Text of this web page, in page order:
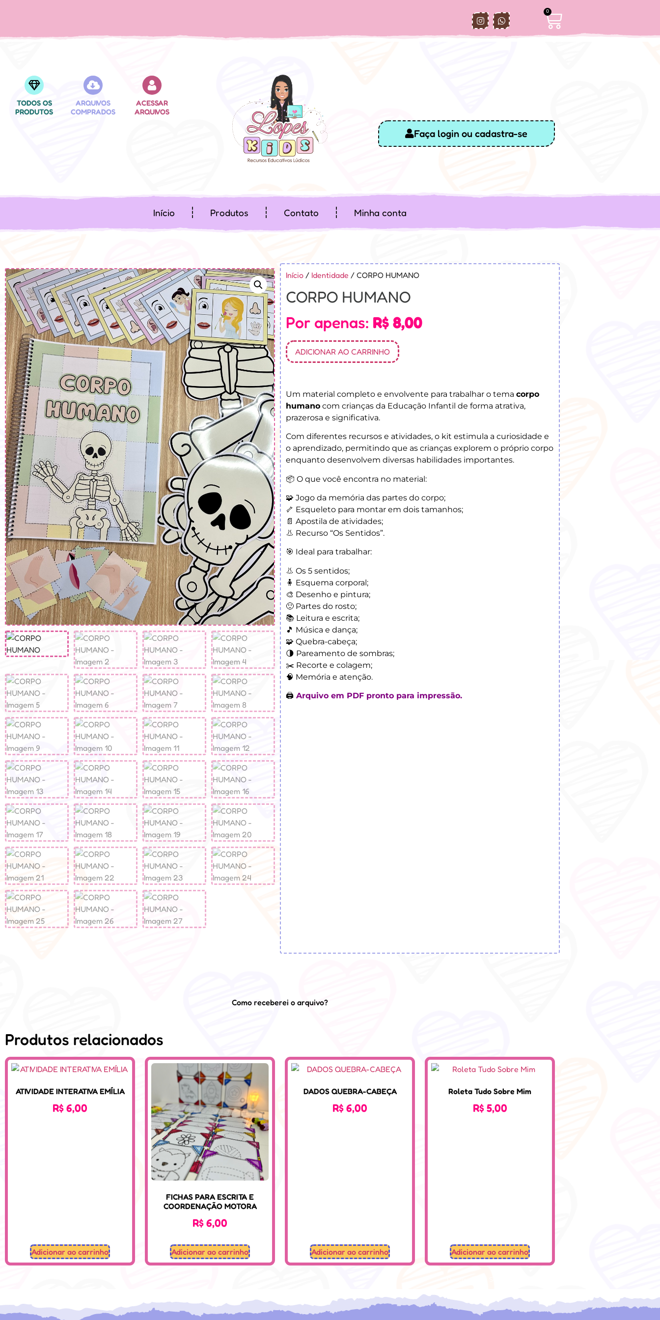
0
TODOS OS
PRODUTOS
ARQUIVOS
COMPRADOS
ACESSAR
ARQUIVOS
Faça login ou cadastra-se
Início Produtos Contato Minha conta
Início / Identidade / CORPO HUMANO
CORPO HUMANO
Por apenas: R$ 8,00
ADICIONAR AO CARRINHO
Um material completo e envolvente para trabalhar o tema corpo
humano com crianças da Educação Infantil de forma atrativa,
prazerosa e significativa.
Com diferentes recursos e atividades, o kit estimula a curiosidade e
o aprendizado, permitindo que as crianças explorem o próprio corpo
enquanto desenvolvem diversas habilidades importantes.
📦 O que você encontra no material:
🧩 Jogo da memória das partes do corpo;
🦴 Esqueleto para montar em dois tamanhos;
📄 Apostila de atividades;
👃 Recurso “Os Sentidos”.
🎯 Ideal para trabalhar:
👃 Os 5 sentidos;
🧍 Esquema corporal;
🎨 Desenho e pintura;
🙂 Partes do rosto;
📚 Leitura e escrita;
🎵 Música e dança;
🧩 Quebra-cabeça;
🌗 Pareamento de sombras;
✂️ Recorte e colagem;
🧠 Memória e atenção.
🖨️ Arquivo em PDF pronto para impressão.
Como receberei o arquivo?
Produtos relacionados
ATIVIDADE INTERATIVA EMÍLIA
R$6,00
Adicionar ao carrinho
FICHAS PARA ESCRITA E
COORDENAÇÃO MOTORA
R$6,00
Adicionar ao carrinho
DADOS QUEBRA-CABEÇA
R$6,00
Adicionar ao carrinho
Roleta Tudo Sobre Mim
R$5,00
Adicionar ao carrinho